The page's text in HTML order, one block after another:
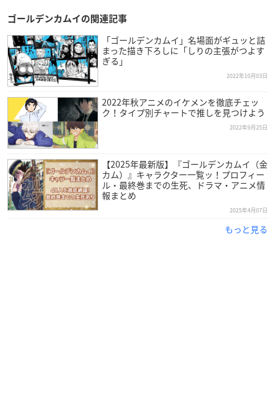
アイヌから奪われた金塊を巡る生存競争サバイバル、新章開幕
ッッ！！！
極寒の地・樺太で「不死身の杉元」こと杉元佐一とアイヌの少
女・アシ(リ)パが再会を果たした後、キロランケの死に直面し
たアシ(リ)パが金塊の謎を解く鍵を思い出し、杉元とアシ(リ)パ
の間で相棒の契約も更新されるに至った。
だが、杉元が第七師団の支配下にある状況に変わりはない。
アシ(リ)パ確保の報を受けた鶴見中尉との対峙が迫る中、共に
過酷な旅を生き抜いた白石由竹、谷垣源次郎、月島軍曹、鯉登
少尉は各々の目的や役目に従ってどのように動くのか？
一方、第七師団と金塊の争奪戦を繰り広げる新撰組「鬼の副
長」土方歳三の一味は、引き続き残った刺青人皮の捜索を継
続。
さらに、杉元らの前から姿を消した尾形百之助の存在も情勢に
ゴールデンカムイの関連記事
「ゴールデンカムイ」名場面がギュッと詰
まった描き下ろしに「しりの主張がつよす
ぎる」
2022年10月03日
2022年秋アニメのイケメンを徹底チェッ
ク！タイプ別チャートで推しを見つけよう
2022年9月25日
【2025年最新版】『ゴールデンカムイ（金
カム）』キャラクター一覧ッ！プロフィー
ル・最終巻までの生死、ドラマ・アニメ情
報まとめ
2025年4月07日
もっと見る